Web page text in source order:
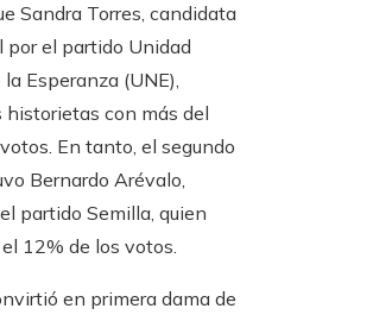
Sandra Torres, candidata
por el partido Unidad
Esperanza (UNE),
historietas con más del
En tanto, el segundo
Bernardo Arévalo,
partido Semilla, quien
12% de los votos.
en primera dama de